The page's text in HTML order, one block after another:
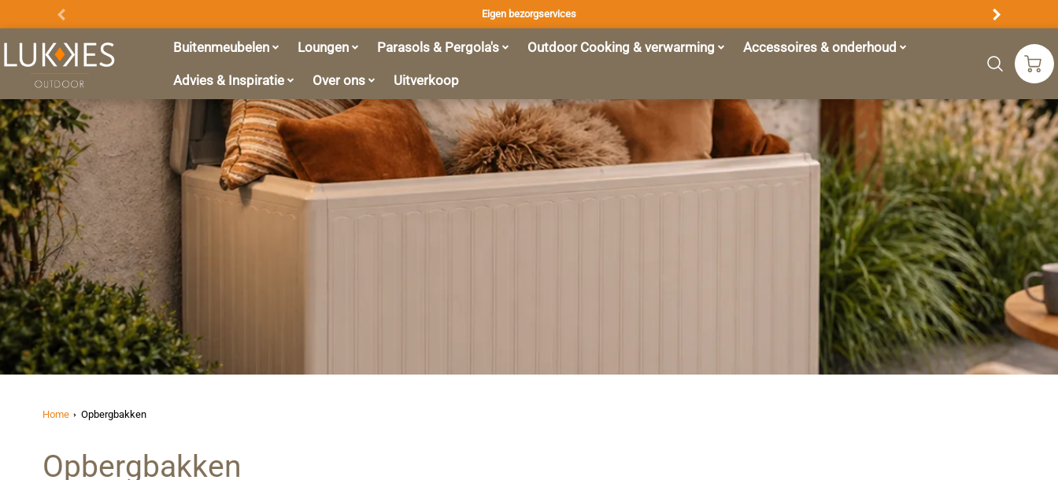
Promo
Balk
Eigen bezorgservices
Buitenmeubelen Loungen Parasols & Pergola's Outdoor Cooking & verwarming Accessoires & onderhoud
Advies & Inspiratie Over ons Uitverkoop
Home Opbergbakken
Opbergbakken